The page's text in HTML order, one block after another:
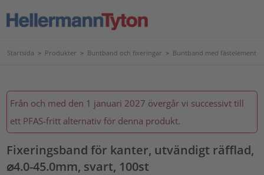
Startsida > Produkter > Buntband och fixeringar > Buntband med fästelement
Från och med den 1 januari 2027 övergår vi successivt till
ett PFAS-fritt alternativ för denna produkt.
Fixeringsband för kanter, utvändigt räfflad,
⌀4.0-45.0mm, svart, 100st